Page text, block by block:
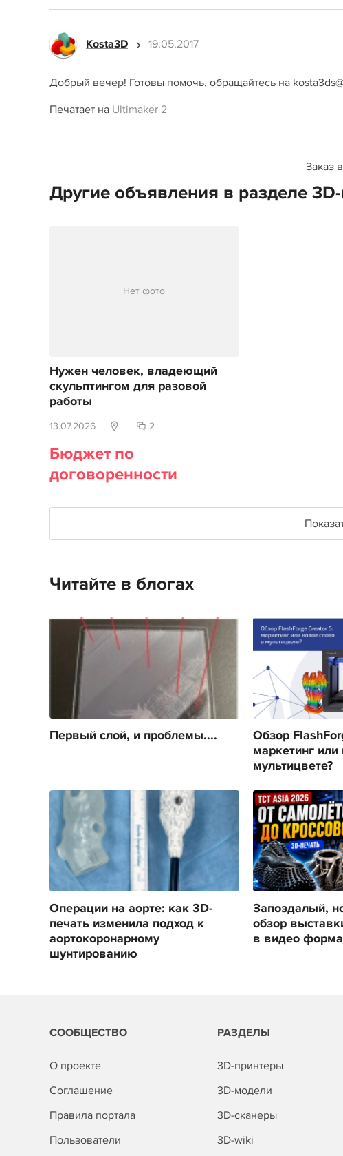
Kosta3D 19.05.2017
Добрый вечер! Готовы помочь, обращайтесь на
Печатает на Ultimaker 2
Заказ
Другие объявления в разделе
Нет фото
Нужен человек, владеющий
скульптингом для разовой
работы
13.07.2026 2
Бюджет по
договоренности
Читайте в блогах
Первый слой, и проблемы....
Обзор
маркетинг
мультицвете?
Операции на аорте: как 3D-
печать изменила подход к
аортокоронарному
шунтированию
Запоздалый,
обзор
в видео
СООБЩЕСТВО
О проекте
Соглашение
Правила портала
Пользователи
РАЗДЕЛЫ
3D-принтеры
3D-модели
3D-сканеры
3D-wiki